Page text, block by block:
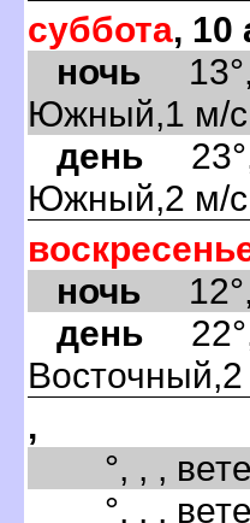
суббота, 10
ночь 13°,
Южный,1 м/с
день 23°,
Южный,2 м/с
ночь 12°,
день 22°,
,
°, , ,
°, , ,